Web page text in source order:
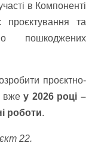
в Компоненті
та
пошкоджених
проєктно-
вжеу 2026 році –
роботи.
22.